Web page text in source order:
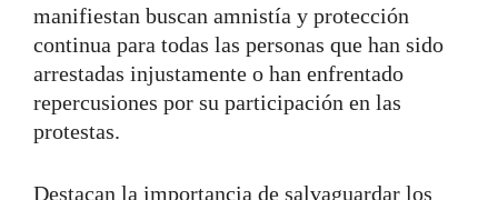
manifiestan buscan amnistía y protección
continua para todas las personas que han sido
arrestadas injustamente o han enfrentado
repercusiones por su participación en las
protestas.
Destacan la importancia de salvaguardar los